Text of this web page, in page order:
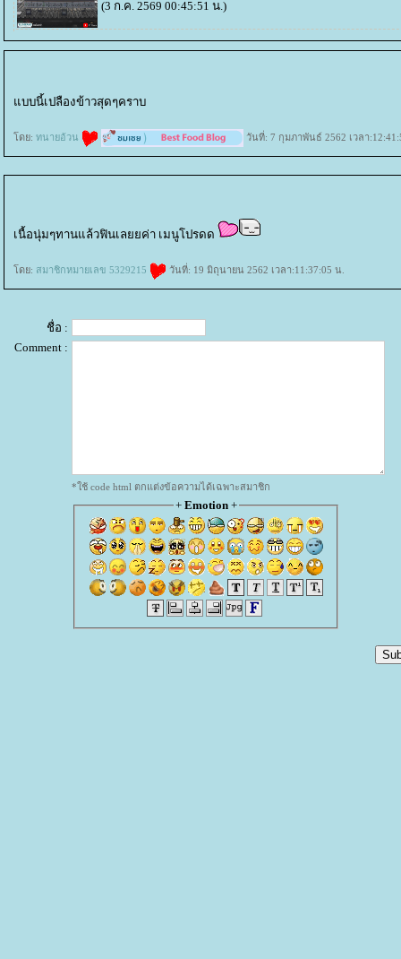
(3 ก.ค. 2569 00:45:51 น.)
บบนี้เปลืองข้าวสุดๆคราบ
ดย: ทนายอ้วน วันที่: 7 กุมภาพันธ์ 2562 เวลา
เนื้อนุ่มๆทานแล้วฟินเลยยค่า เมนูโปรดด
ดย: สมาชิกหมายเลข 5329215 วันที่: 19 มิถุนายน 2562 เวลา:11:37:05 น.
ชื่อ :
Comment :
*ใช้ code html ตกแต่งข้อความได้เฉพาะสมาชิก
+ Emotion+